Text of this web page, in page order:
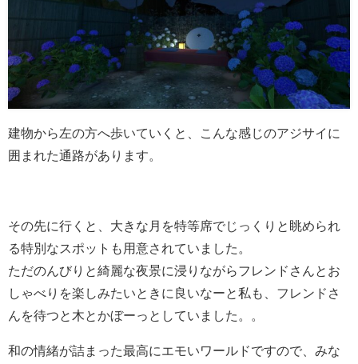
建物から左の方へ歩いていくと、こんな感じのアジサイに
囲まれた通路があります。
その先に行くと、大きな月を特等席でじっくりと眺められ
る特別なスポットも用意されていました。
ただのんびりと綺麗な夜景に浸りながらフレンドさんとお
しゃべりを楽しみたいときに良いなーと私も、フレンドさ
んを待つと木とかぼーっとしていました。。
和の情緒が詰まった最高にエモいワールドですので、みな